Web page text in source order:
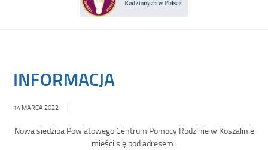
INFORMACJA
14 MARCA 2022
Nowa siedziba Powiatowego Centrum Pomocy Rodzinie w Koszalinie
mieści się pod adresem :